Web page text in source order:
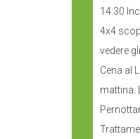
14:30
4x4
vedere
Cena al
mattina.